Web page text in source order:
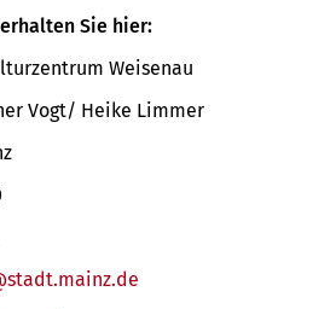
Sie hier:
Weisenau
Vogt/ Heike Limmer
stadt.mainz de